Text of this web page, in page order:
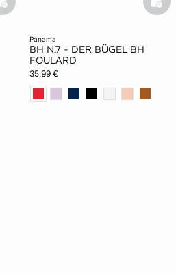
basketfull
panama
BH N.7 - DER BÜGEL BH
FOULARD
35,99 €